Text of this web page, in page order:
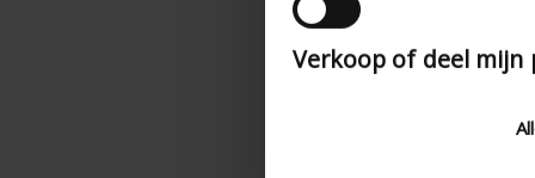
Verkoop of deel mijn